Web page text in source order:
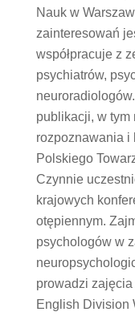
Nauk w
zainteresowań
współpracuje z
psychiatrów,
publikacji, w tym
rozpoznawania i
Polskiego
Czynnie
krajowych
otępiennym.
psychologów w
prowadzi
English Division